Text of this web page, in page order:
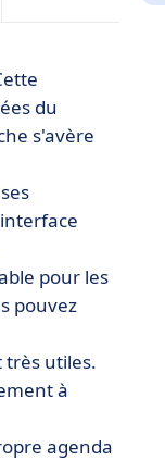
du
s'avère
pour les
pouvez
utiles.
à
agenda